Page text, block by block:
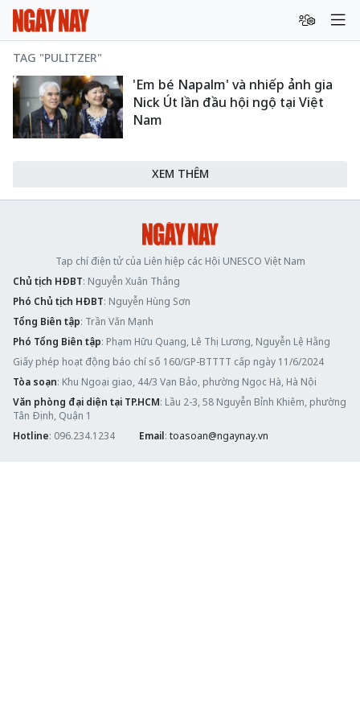
TAG "PULITZER"
'Em bé Napalm' và nhiếp ảnh gia
Nick Út lần đầu hội ngộ tại Việt
Nam
XEM THÊM
Tạp chí điện tử của Liên hiệp các Hội UNESCO Việt Nam
Chủ tịch HĐBT: Nguyễn Xuân Thắng
Phó Chủ tịch HĐBT: Nguyễn Hùng Sơn
Tổng Biên tập: Trần Văn Mạnh
Phó Tổng Biên tập: Phạm Hữu Quang, Lê Thị Lương, Nguyễn Lệ Hằng
Giấy phép hoạt động báo chí số 160/GP-BTTTT cấp ngày 11/6/2024
Tòa soạn: Khu Ngoại giao, 44/3 Vạn Bảo, phường Ngọc Hà, Hà Nội
Văn phòng đại diện tại TP.HCM: Lầu 2-3, 58 Nguyễn Bỉnh Khiêm, phường
Tân Định, Quận 1
Hotline: 096.234.1234 Email: toasoan@ngaynay.vn